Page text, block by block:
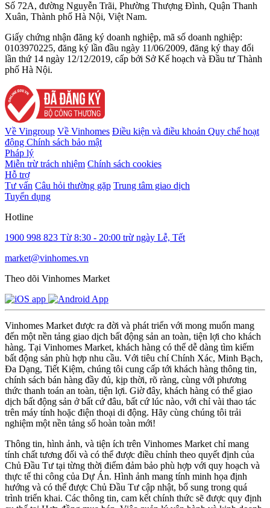
Số 72A, đường Nguyễn Trãi, Phường Thượng Đình, Quận Thanh
Xuân, Thành phố Hà Nội, Việt Nam.
Giấy chứng nhận đăng ký doanh nghiệp, mã số doanh nghiệp:
0103970225, đăng ký lần đầu ngày 11/06/2009, đăng ký thay đổi
lần thứ 14 ngày 12/12/2019, cấp bởi Sở Kế hoạch và Đầu tư Thành
phố Hà Nội.
Về Vingroup Về Vinhomes Điều kiện và điều khoản Quy chế hoạt
động Chính sách bảo mật
Pháp lý
Miễn trừ trách nhiệm Chính sách cookies
Hỗ trợ
Tư vấn Câu hỏi thường gặp Trung tâm giao dịch
Tuyển dụng
Hotline
1900 998 823 Từ 8:30 - 20:00 trừ ngày Lễ, Tết
market@vinhomes.vn
Theo dõi Vinhomes Market
Vinhomes Market được ra đời và phát triển với mong muốn mang
đến một nền tảng giao dịch bất động sản an toàn, tiện lợi cho khách
hàng. Tại Vinhomes Market, khách hàng có thể dễ dàng tìm kiếm
bất động sản phù hợp nhu cầu. Với tiêu chí Chính Xác, Minh Bạch,
Đa Dạng, Tiết Kiệm, chúng tôi cung cấp tới khách hàng thông tin,
chính sách bán hàng đầy đủ, kịp thời, rõ ràng, cùng với phương
thức thanh toán an toàn, tiện lợi. Giờ đây, khách hàng có thể giao
dịch bất động sản ở bất cứ đâu, bất cứ lúc nào, với chỉ vài thao tác
trên máy tính hoặc điện thoại di động. Hãy cùng chúng tôi trải
nghiệm một nền tảng số hoàn toàn mới!
Thông tin, hình ảnh, và tiện ích trên Vinhomes Market chỉ mang
tính chất tương đối và có thể được điều chỉnh theo quyết định của
Chủ Đầu Tư tại từng thời điểm đảm bảo phù hợp với quy hoạch và
thực tế thi công của Dự Án. Hình ảnh mang tính minh họa định
hướng và có thể được Chủ Đầu Tư cập nhật, bổ sung trong quá
trình triển khai. Các thông tin, cam kết chính thức sẽ được quy định